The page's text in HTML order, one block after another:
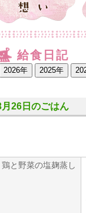
給食日記
月26日のごはん
鶏と野菜の塩麹蒸し